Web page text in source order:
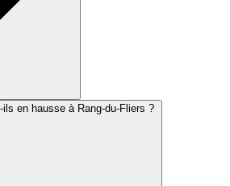
en hausse à Rang-du-Fliers ?